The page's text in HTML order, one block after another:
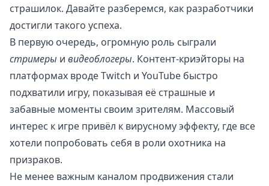
страшилок. Давайте разберемся, как разработчики
достигли такого успеха.
В первую очередь, огромную роль сыграли
стримеры и видеоблогеры. Контент-криэйторы на
платформах вроде Twitch и YouTube быстро
подхватили игру, показывая её страшные и
забавные моменты своим зрителям. Массовый
интерес к игре привёл к вирусному эффекту, где все
хотели попробовать себя в роли охотника на
призраков.
Не менее важным каналом продвижения стали